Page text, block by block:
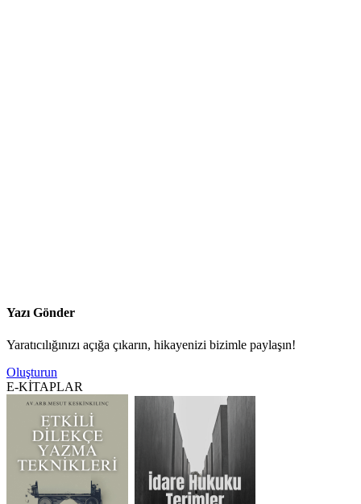
Yazı Gönder
Yaratıcılığınızı açığa çıkarın, hikayenizi bizimle paylaşın!
Oluşturun
E-KİTAPLAR